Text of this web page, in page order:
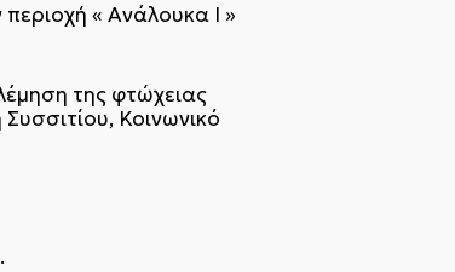
« Ανάλουκα Ι »
της φτώχειας
Κοινωνικό